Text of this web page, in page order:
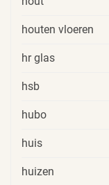
houten vloeren
hr glas
hsb
hubo
huis
huizen